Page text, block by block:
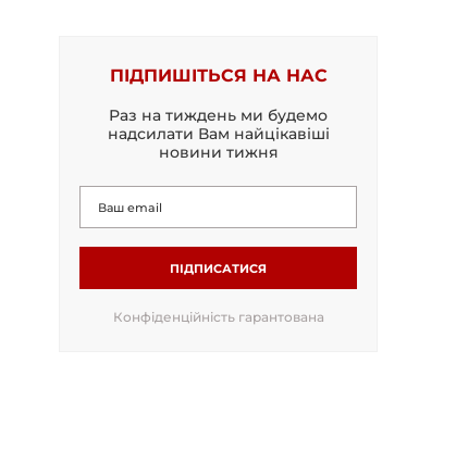
ПІДПИШІТЬСЯ НА НАС
Раз на тиждень ми будемо
надсилати Вам найцікавіші
новини тижня
ПІДПИСАТИСЯ
Конфіденційність гарантована